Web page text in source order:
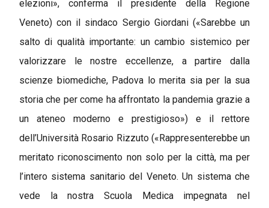
elezioni», conferma il presidente della Regione
Veneto) con il sindaco Sergio Giordani («Sarebbe un
salto di qualità importante: un cambio sistemico per
valorizzare le nostre eccellenze, a partire dalla
scienze biomediche, Padova lo merita sia per la sua
storia che per come ha affrontato la pandemia grazie a
un ateneo moderno e prestigioso») e il rettore
dell’Università Rosario Rizzuto («Rappresenterebbe un
meritato riconoscimento non solo per la città, ma per
l’intero sistema sanitario del Veneto. Un sistema che
vede la nostra Scuola Medica impegnata nel